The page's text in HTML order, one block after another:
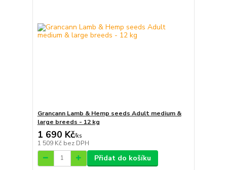
Grancann Lamb & Hemp seeds Adult medium &
large breeds - 12 kg
1 690 Kč/ks
1 509 Kč bez DPH
Přidat do košíku